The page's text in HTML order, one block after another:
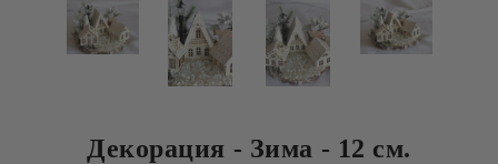
Декорация - Зима - 12 см.